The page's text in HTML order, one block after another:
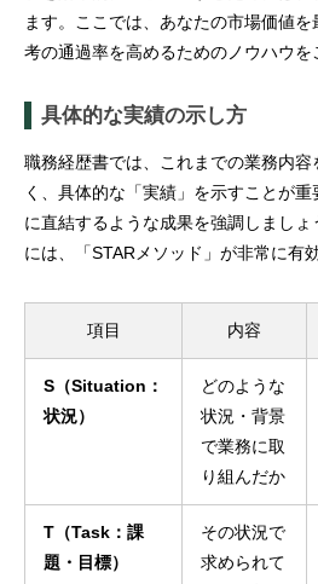
ます。ここでは、あなたの市場価値
考の通過率を高めるためのノウハウを
具体的な実績の示し方
職務経歴書では、これまでの業務内
く、具体的な「実績」を示すことが
に直結するような成果を強調しまし
には、「STARメソッド」が非常に有効
項目 内容
S（Situation：
状況）
どのような
状況・背景
で業務に取
り組んだか
T（Task：課
題・目標）
その状況で
求められて